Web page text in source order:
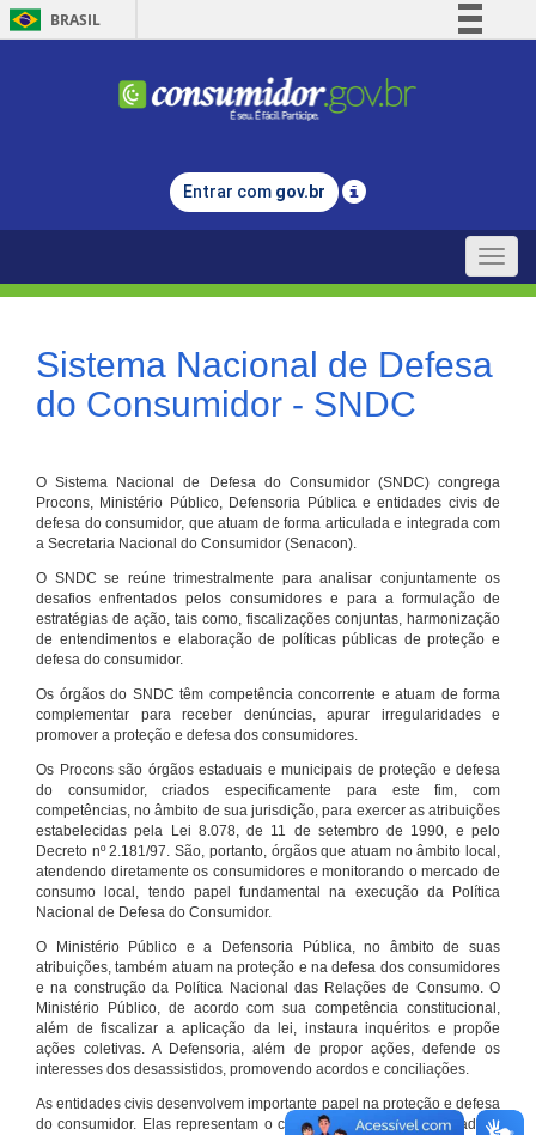
BRASIL
Comunica BR
Legislação
Entrar com gov.br
Toggle
Sistema Nacional de Defesa
do Consumidor - SNDC
O Sistema Nacional de Defesa do Consumidor (SNDC) congrega
Procons, Ministério Público, Defensoria Pública e entidades civis de
defesa do consumidor, que atuam de forma articulada e integrada com
a Secretaria Nacional do Consumidor (Senacon).
O SNDC se reúne trimestralmente para analisar conjuntamente os
desafios enfrentados pelos consumidores e para a formulação de
estratégias de ação, tais como, fiscalizações conjuntas, harmonização
de entendimentos e elaboração de políticas públicas de proteção e
defesa do consumidor.
Os órgãos do SNDC têm competência concorrente e atuam de forma
complementar para receber denúncias, apurar irregularidades e
promover a proteção e defesa dos consumidores.
Os Procons são órgãos estaduais e municipais de proteção e defesa
do consumidor, criados especificamente para este fim, com
competências, no âmbito de sua jurisdição, para exercer as atribuições
estabelecidas pela Lei 8.078, de 11 de setembro de 1990, e pelo
Decreto nº 2.181/97. São, portanto, órgãos que atuam no âmbito local,
atendendo diretamente os consumidores e monitorando o mercado de
consumo local, tendo papel fundamental na execução da Política
Nacional de Defesa do Consumidor.
O Ministério Público e a Defensoria Pública, no âmbito de suas
atribuições, também atuam na proteção e na defesa dos consumidores
e na construção da Política Nacional das Relações de Consumo. O
Ministério Público, de acordo com sua competência constitucional,
além de fiscalizar a aplicação da lei, instaura inquéritos e propõe
ações coletivas. A Defensoria, além de propor ações, defende os
interesses dos desassistidos, promovendo acordos e conciliações.
As entidades civis desenvolvem importante papel na proteção e defesa
do consumidor. Elas representam o conjunto organizado de cidadãos